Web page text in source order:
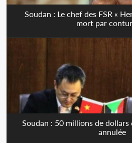
Soudan : Le chef des FSR «
mort par
Soudan : 50 millions de
annulée